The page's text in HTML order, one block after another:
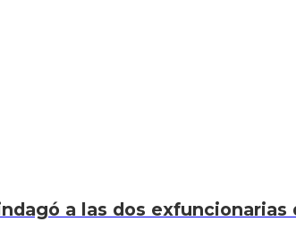
a las dos exfuncionarias